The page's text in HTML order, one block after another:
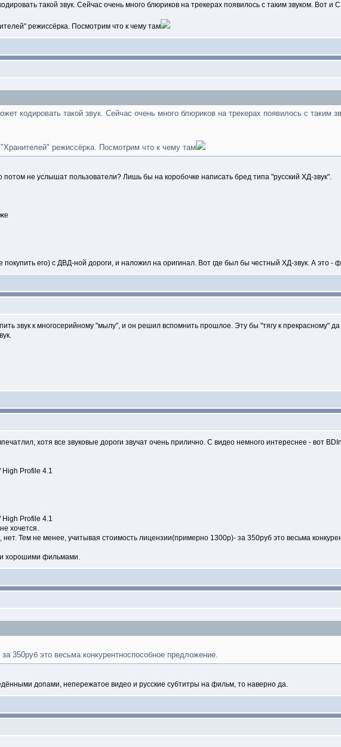
такой звук. Сейчас очень много блюриков на трекерах появилось с таким звуком. Вот и
режиссёрка. Посмотрим что к чему там
кодировать такой звук. Сейчас очень много блюриков на трекерах появилось с таким
режиссёрка. Посмотрим что к чему там
не услышат пользователи? Лишь бы на коробочке написать бред типа "русский ХД-звук".
его) с ДВД-ной дороги, и наложил на оригинал. Вот где был бы честный ХД-звук. А это -
звук к многосерийному "мылу", и он решил вспомнить прошлое. Эту бы "тягу к прекрасному"
хотя все звуковые дороги звучат очень прилично. С видео немного интереснее - вот
High Profile 4.1
High Profile 4.1
хочется.
Тем не менее, учитывая стоимость лицензии(примерно 1300р)- за 350руб это весьма
хорошими фильмами.
350руб это весьма конкурентноспособное предложение.
допами, непережатое видео и русские субтитры на фильм, то наверно да.